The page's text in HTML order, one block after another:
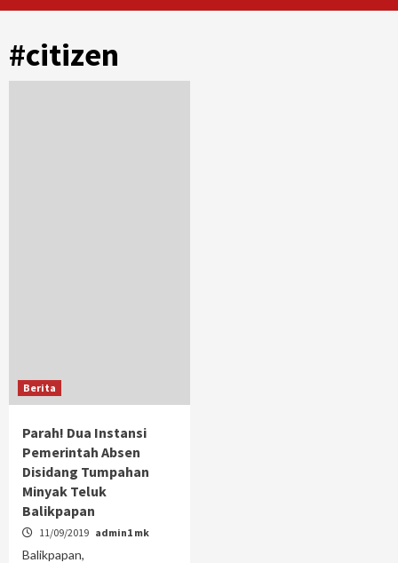
#citizen
Berita
Parah! Dua Instansi
Pemerintah Absen
Disidang Tumpahan
Minyak Teluk
Balikpapan
11/09/2019 admin1 mk
Balikpapan,